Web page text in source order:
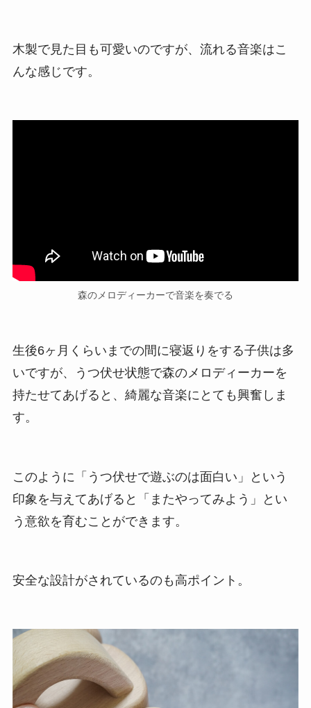
木製で見た目も可愛いのですが、流れる音楽はこ
んな感じです。
森のメロディーカーで音楽を奏でる
生後6ヶ月くらいまでの間に寝返りをする子供は多
いですが、うつ伏せ状態で森のメロディーカーを
持たせてあげると、綺麗な音楽にとても興奮しま
す。
このように「うつ伏せで遊ぶのは面白い」という
印象を与えてあげると「またやってみよう」とい
う意欲を育むことができます。
安全な設計がされているのも高ポイント。